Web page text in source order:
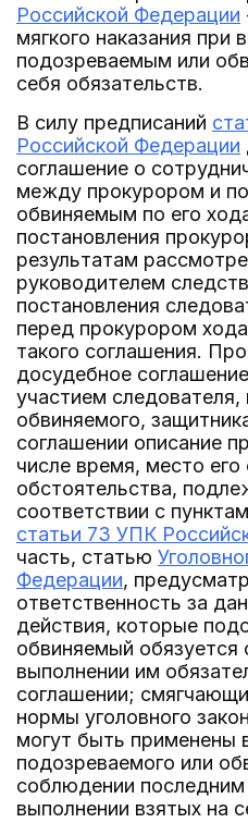
Российской Федерации
мягкого наказания при
подозреваемым или
себя обязательств.
В силу предписаний
Российской Федерации
соглашение о
между прокурором и
обвиняемым по его
постановления
результатам
руководителем
постановления
перед прокурором
такого соглашения.
досудебное
участием
обвиняемого,
соглашении описание
числе время, место
обстоятельства,
соответствии с
статьи 73 УПК
часть, статью
Федерации,
ответственность за
действия, которые
обвиняемый обязуется
выполнении им
соглашении;
нормы уголовного
могут быть применены
подозреваемого или
соблюдении последним
выполнении взятых на